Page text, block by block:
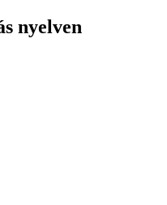
nyelven